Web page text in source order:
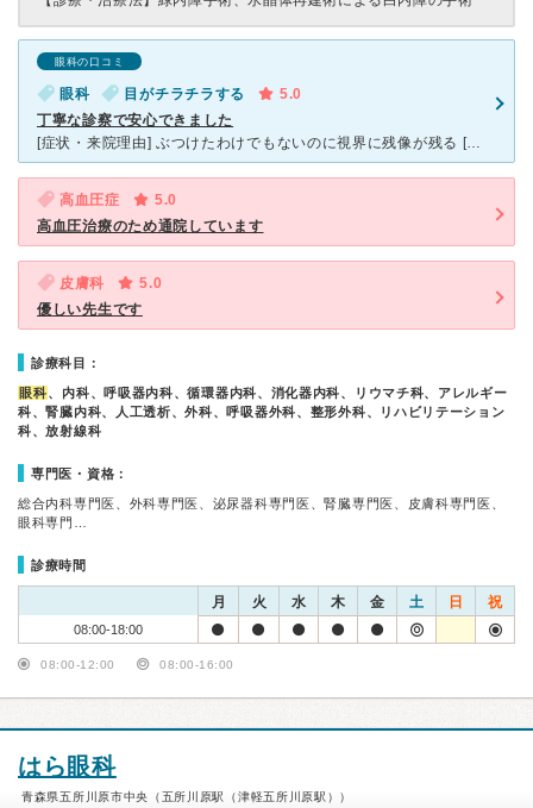
眼科の口コミ
眼科 目がチラチラする
5.0
丁寧な診察で安心できました
[症状・来院理由] ぶつけたわけでもないのに視界に残像が残る [医師の診断・治療法] 視力検査、眼圧測定、眼底、散瞳など。 残像の原因がなかなか分からず、毎回上記の検査をしてもらい、変化がない
高血圧症
5.0
高血圧治療のため通院しています
皮膚科
5.0
優しい先生です
診療科目：
眼科、内科、呼吸器内科、循環器内科、消化器内科、リウマチ科、アレルギー
科、腎臓内科、人工透析、外科、呼吸器外科、整形外科、リハビリテーション
科、放射線科
専門医・資格：
総合内科専門医、外科専門医、泌尿器科専門医、腎臓専門医、皮膚科専門医、
眼科専門…
診療時間
月 火 水 木 金 土 日 祝
08:00-18:00
08:00-12:00 08:00-16:00
はら眼科
青森県五所川原市中央（五所川原駅（津軽五所川原駅））